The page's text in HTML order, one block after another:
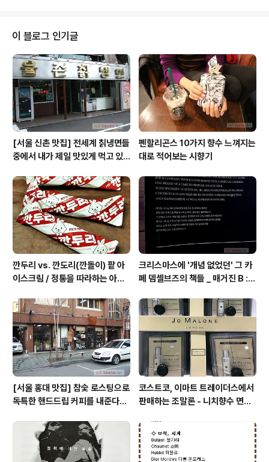
이상으로 곳곳에 분산되어 있지 않으며, 단일 평면에 넓고
긴 거리로 설계되어 있어서 영화관 시설 이용을 위해서 오
르락 내리락 할 필요 없는, 지상의 공간 정서를 느낄 수 있
는 영화 멀티플렉스입니다. 음향적 특징으로는, 9개 관 모
두에 3D 사운드 시스템이 장착되어 있으며, 특히 스크린..
이 블로그 인기글
[서울 신촌 맛집] 전세계 칡냉면들
중에서 내가 제일 맛있게 먹고 있
펜할리곤스 10가지 향수 느껴지는
대로 적어보는 시향기
깐두리 vs. 깐도리(깐돌이) 팥 아
이스크림 / 정통을 따라하는 아류
스크림
크리스마스에 '개념 없었던' 그 카
페 뎀셀브즈의 책들 _ 매거진 B :
커피
[서울 홍대 맛집] 참숯 로스팅으로
독특한 핸드드립 커피를 내준다는
코스트코, 이마트 트레이더스에서
판매하는 조말론 - 니치향수 면세